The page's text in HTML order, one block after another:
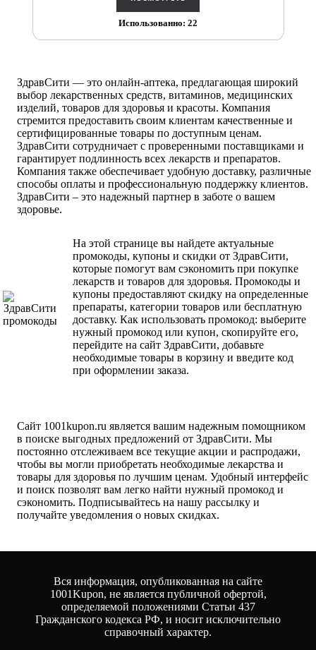
Использованно: 22
ЗдравСити — это онлайн-аптека, предлагающая широкий
выбор лекарственных средств, витаминов, медицинских
изделий, товаров для здоровья и красоты. Компания
стремится предоставить своим клиентам качественные и
сертифицированные товары по доступным ценам.
ЗдравСити сотрудничает с проверенными поставщиками и
гарантирует подлинность всех лекарств и препаратов.
Компания также обеспечивает удобную доставку, различные
способы оплаты и профессиональную поддержку клиентов.
ЗдравСити – это надежный партнер в заботе о вашем
здоровье.
На этой странице вы найдете актуальные
промокоды, купоны и скидки от ЗдравСити,
которые помогут вам сэкономить при покупке
лекарств и товаров для здоровья. Промокоды и
купоны предоставляют скидку на определенные
препараты, категории товаров или бесплатную
доставку. Как использовать промокод: выберите
нужный промокод или купон, скопируйте его,
перейдите на сайт ЗдравСити, добавьте
необходимые товары в корзину и введите код
при оформлении заказа.
Сайт 1001kupon.ru является вашим надежным помощником
в поиске выгодных предложений от ЗдравСити. Мы
постоянно отслеживаем все текущие акции и распродажи,
чтобы вы могли приобретать необходимые лекарства и
товары для здоровья по лучшим ценам. Удобный интерфейс
и поиск позволят вам легко найти нужный промокод и
сэкономить. Подписывайтесь на нашу рассылку и
получайте уведомления о новых скидках.
Вся информация, опубликованная на сайте
1001Kupon, не является публичной офертой,
определяемой положениями Статьи 437
Гражданского кодекса РФ, и носит исключительно
справочный характер.